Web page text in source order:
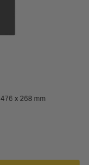
476 x 268 mm